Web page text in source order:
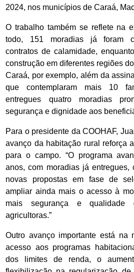
2024, nos municípios de Caraá,
O trabalho também se reflete na
todo, 151 moradias já foram
contratos de calamidade,
construção em diferentes regiões
Caraá, por exemplo, além da
que contemplaram mais 10
entregues quatro moradias
segurança e dignidade aos
Para o presidente da COOHAF,
avanço da habitação rural reforça
para o campo. “O programa
anos, com moradias já entregues,
novas propostas em fase de
ampliar ainda mais o acesso à
mais segurança e
agricultoras.”
Outro avanço importante está na
acesso aos programas
dos limites de renda, o